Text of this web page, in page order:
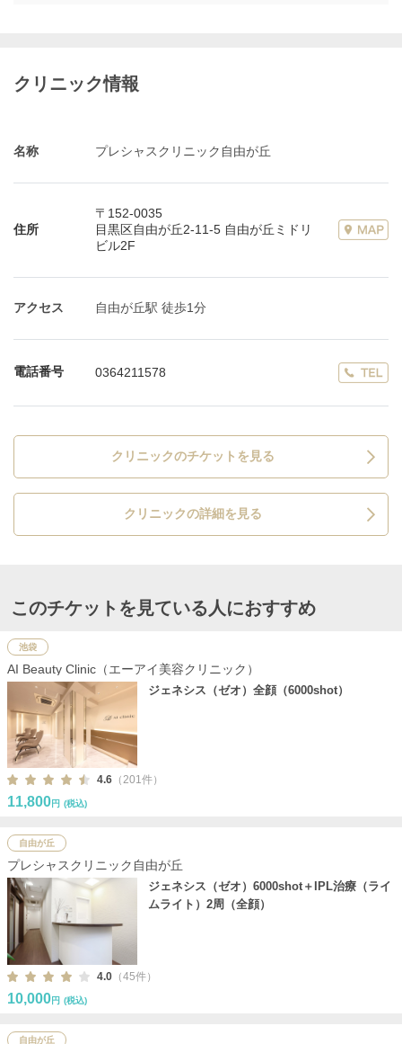
クリニック情報
名称 プレシャスクリニック自由が丘
住所
〒152-0035
目黒区自由が丘2-11-5 自由が丘ミドリ
ビル2F
アクセス 自由が丘駅 徒歩1分
電話番号 0364211578
クリニックのチケットを見る
クリニックの詳細を見る
このチケットを見ている人におすすめ
池袋
AI Beauty Clinic（エーアイ美容クリニック）
ジェネシス（ゼオ）全顔（6000shot）
4.6 （201件）
11,800円 (税込)
自由が丘
プレシャスクリニック自由が丘
ジェネシス（ゼオ）6000shot＋IPL治療（ライ
ムライト）2周（全顔）
4.0 （45件）
10,000円 (税込)
自由が丘